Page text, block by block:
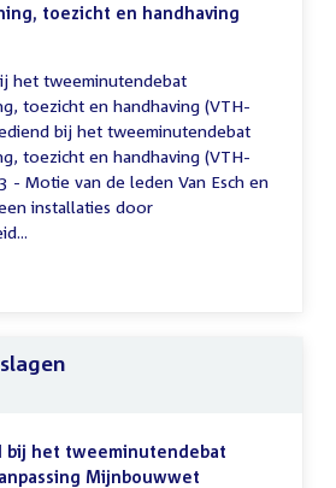
toezicht en handhaving
het tweeminutendebat
toezicht en handhaving (VTH-
bij het tweeminutendebat
toezicht en handhaving (VTH-
- Motie van de leden Van Esch en
installaties door
bij het tweeminutendebat
Mijnbouwwet